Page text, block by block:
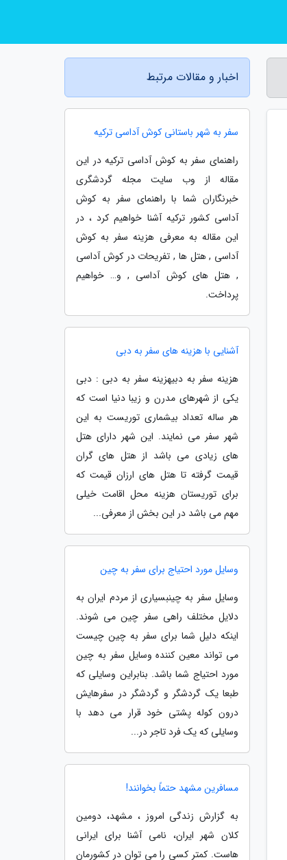
اخبار و مقالات مرتبط
سفر به شهر باستانی کوش آداسی ترکیه
راهنمای سفر به کوش آداسی ترکیه در این
مقاله از وب سایت مجله گردشگری
خبرنگاران شما با راهنمای سفر به کوش
آداسی کشور ترکیه آشنا خواهیم کرد ، در
این مقاله به معرفی هزینه سفر به کوش
آداسی , هتل ها , تفریحات در کوش آداسی
, هتل های کوش آداسی , و… خواهیم
پرداخت.
آشنایی با هزینه های سفر به دبی
هزینه سفر به دبیهزینه سفر به دبی : دبی
یکی از شهرهای مدرن و زیبا دنیا است که
هر ساله تعداد بیشماری توریست به این
شهر سفر می نمایند. این شهر دارای هتل
های زیادی می باشد از هتل های گران
قیمت گرفته تا هتل های ارزان قیمت که
برای توریستان هزینه محل اقامت خیلی
مهم می باشد در این بخش از معرفی...
وسایل مورد احتیاج برای سفر به چین
وسایل سفر به چینبسیاری از مردم ایران به
دلایل مختلف راهی سفر چین می شوند.
اینکه دلیل شما برای سفر به چین چیست
می تواند معین کننده وسایل سفر به چین
مورد احتیاج شما باشد. بنابراین وسایلی که
طبعا یک گردشگر و گردشگر در سفرهایش
درون کوله پشتی خود قرار می دهد با
وسایلی که یک فرد تاجر در...
مسافرین مشهد حتماً بخوانند!
به گزارش زندگی امروز ، مشهد، دومین
کلان شهر ایران، نامی آشنا برای ایرانی
هاست. کمتر کسی را می توان در کشورمان